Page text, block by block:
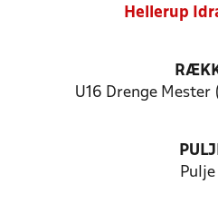
Hellerup
U16 Drenge Mester
Pulje